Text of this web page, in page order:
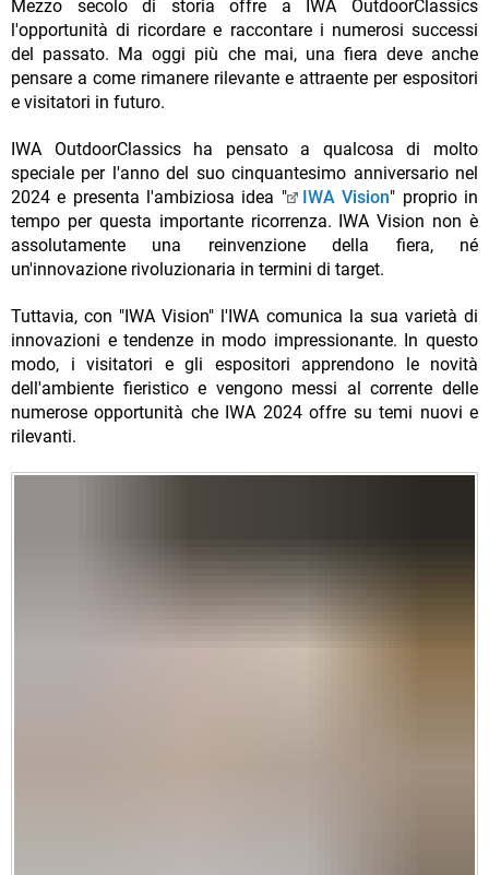
Mezzo secolo di storia offre a IWA OutdoorClassics
l'opportunità di ricordare e raccontare i numerosi successi
del passato. Ma oggi più che mai, una fiera deve anche
pensare a come rimanere rilevante e attraente per espositori
e visitatori in futuro.
IWA OutdoorClassics ha pensato a qualcosa di molto
speciale per l'anno del suo cinquantesimo anniversario nel
2024 e presenta l'ambiziosa idea "
IWA Vision" proprio in
tempo per questa importante ricorrenza. IWA Vision non è
assolutamente una reinvenzione della fiera, né
un'innovazione rivoluzionaria in termini di target.
Tuttavia, con "IWA Vision" l'IWA comunica la sua varietà di
innovazioni e tendenze in modo impressionante. In questo
modo, i visitatori e gli espositori apprendono le novità
dell'ambiente fieristico e vengono messi al corrente delle
numerose opportunità che IWA 2024 offre su temi nuovi e
rilevanti.